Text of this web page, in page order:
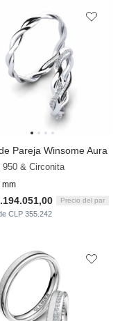
Pareja Winsome Aura
950 & Circonita
mm
Precio del par
CLP 355.242